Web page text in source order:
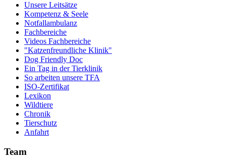
Unsere Leitsätze
Kompetenz & Seele
Notfallambulanz
Fachbereiche
Videos Fachbereiche
"Katzenfreundliche Klinik"
Dog Friendly Doc
Ein Tag in der Tierklinik
So arbeiten unsere TFA
ISO-Zertifikat
Lexikon
Wildtiere
Chronik
Tierschutz
Anfahrt
Team